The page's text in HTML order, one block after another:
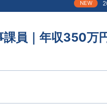
NEW
課員｜年収350万